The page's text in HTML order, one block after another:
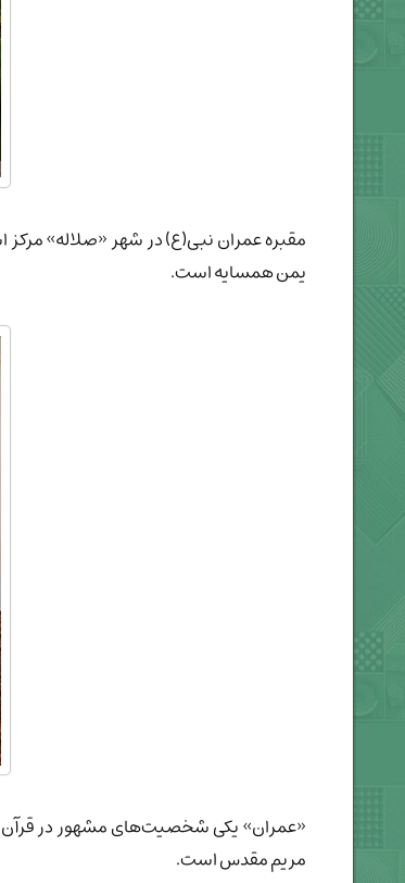
مقبره عمران نبی(ع) در شهر «صلاله»
یمن همسایه است.
«عمران» یکی شخصیت‌های مشهور در قرآن
مریم مقدس است.